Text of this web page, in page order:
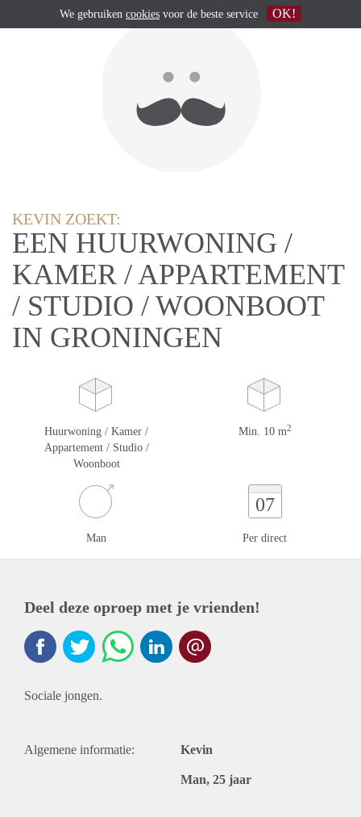
KEVIN ZOEKT:
EEN HUURWONING /
KAMER / APPARTEMENT
/ STUDIO / WOONBOOT
IN GRONINGEN
Huurwoning / Kamer /
Appartement / Studio /
Woonboot
Min. 10 m2
Man
07
Per direct
Deel deze oproep met je vrienden!
Sociale jongen.
Algemene informatie: Kevin
Man, 25 jaar
We gebruiken cookies voor de beste service OK!